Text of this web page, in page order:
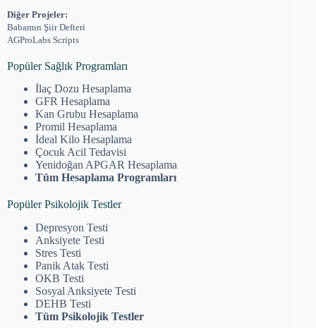
Diğer Projeler:
Babamın Şiir Defteri
AGProLabs Scripts
Popüler Sağlık Programları
İlaç Dozu Hesaplama
GFR Hesaplama
Kan Grubu Hesaplama
Promil Hesaplama
İdeal Kilo Hesaplama
Çocuk Acil Tedavisi
Yenidoğan APGAR Hesaplama
Tüm Hesaplama Programları
Popüler Psikolojik Testler
Depresyon Testi
Anksiyete Testi
Stres Testi
Panik Atak Testi
OKB Testi
Sosyal Anksiyete Testi
DEHB Testi
Tüm Psikolojik Testler